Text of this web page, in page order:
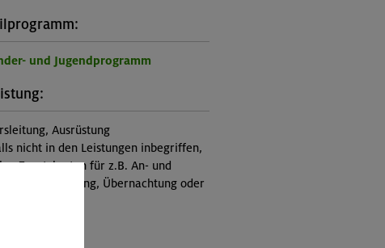
und Jugendprogramm
Ausrüstung
nicht in den Leistungen inbegriffen,
Zusatzkosten für z.B. An- und
Verpflegung, Übernachtung oder